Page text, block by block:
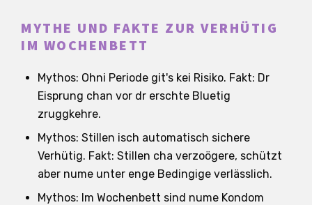
MYTHE UND FAKTE ZUR VERHÜTIG
IM WOCHENBETT
Mythos: Ohni Periode git's kei Risiko. Fakt: Dr
Eisprung chan vor dr erschte Bluetig
zruggkehre.
Mythos: Stillen isch automatisch sichere
Verhütig. Fakt: Stillen cha verzoögere, schützt
aber nume unter enge Bedingige verlässlich.
Mythos: Im Wochenbett sind nume Kondom